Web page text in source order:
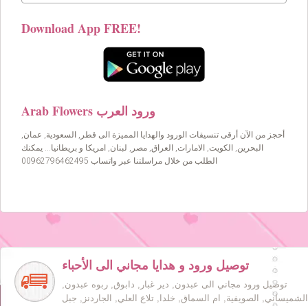
Download App FREE!
Arab Flowers ورود العرب
أحجز من الآن أرقى تنسيقات الورود والهدايا المميزة الى قطر, السعودية, عمان,
البحرين, الكويت, الامارات, العراق, مصر, لبنان, امريكا و بريطانيا… يمكنك
الطلب من خلال مراسلتنا عبر واتساب 00962796462495
توصيل ورود و هدايا مجاني الى الأحباء
توصيل ورود مجاني الى عبدون, دير غبار, دابوق, ربوه عبدون,
الشميساني, الصويفية, ام السماق, خلدا, تلاع العلي, الجاردنز, جبل